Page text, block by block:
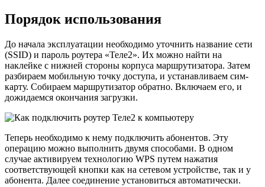
Порядок использования
До начала эксплуатации необходимо уточнить название сети
(SSID) и пароль роутера «Теле2». Их можно найти на
наклейке с нижней стороны корпуса маршрутизатора. Затем
разбираем мобильную точку доступа, и устанавливаем сим-
карту. Собираем маршрутизатор обратно. Включаем его, и
дожидаемся окончания загрузки.
Теперь необходимо к нему подключить абонентов. Эту
операцию можно выполнить двумя способами. В одном
случае активируем технологию WPS путем нажатия
соответствующей кнопки как на сетевом устройстве, так и у
абонента. Далее соединение установиться автоматически.